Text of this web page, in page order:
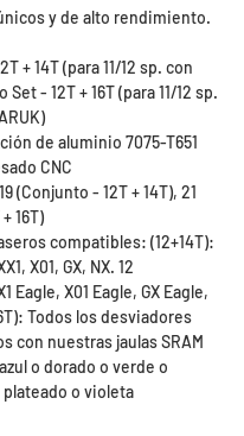
y de alto rendimiento.
+ 14T (para 11/12 sp. con
Set - 12T + 16T (para 11/12 sp.
de aluminio 7075-T651
CNC
(Conjunto - 12T + 14T), 21
16T)
compatibles: (12+14T):
X01, GX, NX. 12
Eagle, X01 Eagle, GX Eagle,
Todos los desviadores
con nuestras jaulas SRAM
o dorado o verde o
plateado o violeta